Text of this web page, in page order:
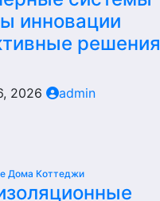
инновации
решения
2026 admin
Дома Коттеджи